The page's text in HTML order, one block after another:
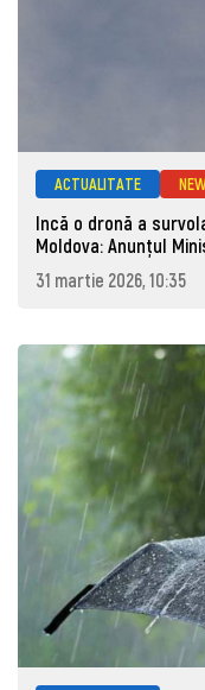
ACTUALITATE
Incă o dronă a
Moldova: Anunţul
31 martie 2026, 10:35